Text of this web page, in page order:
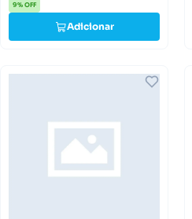
9% OFF
Adicionar